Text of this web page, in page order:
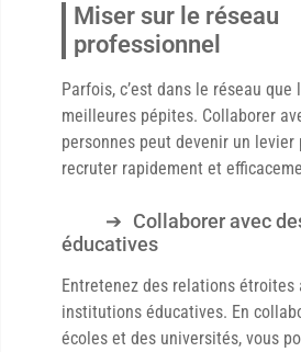
Miser sur le réseau
professionnel
Parfois, c’est dans le réseau que
meilleures pépites. Collaborer
personnes peut devenir un levier
recruter rapidement et
Collaborer avec
éducatives
Entretenez des relations étroites
institutions éducatives. En
écoles et des universités, vous